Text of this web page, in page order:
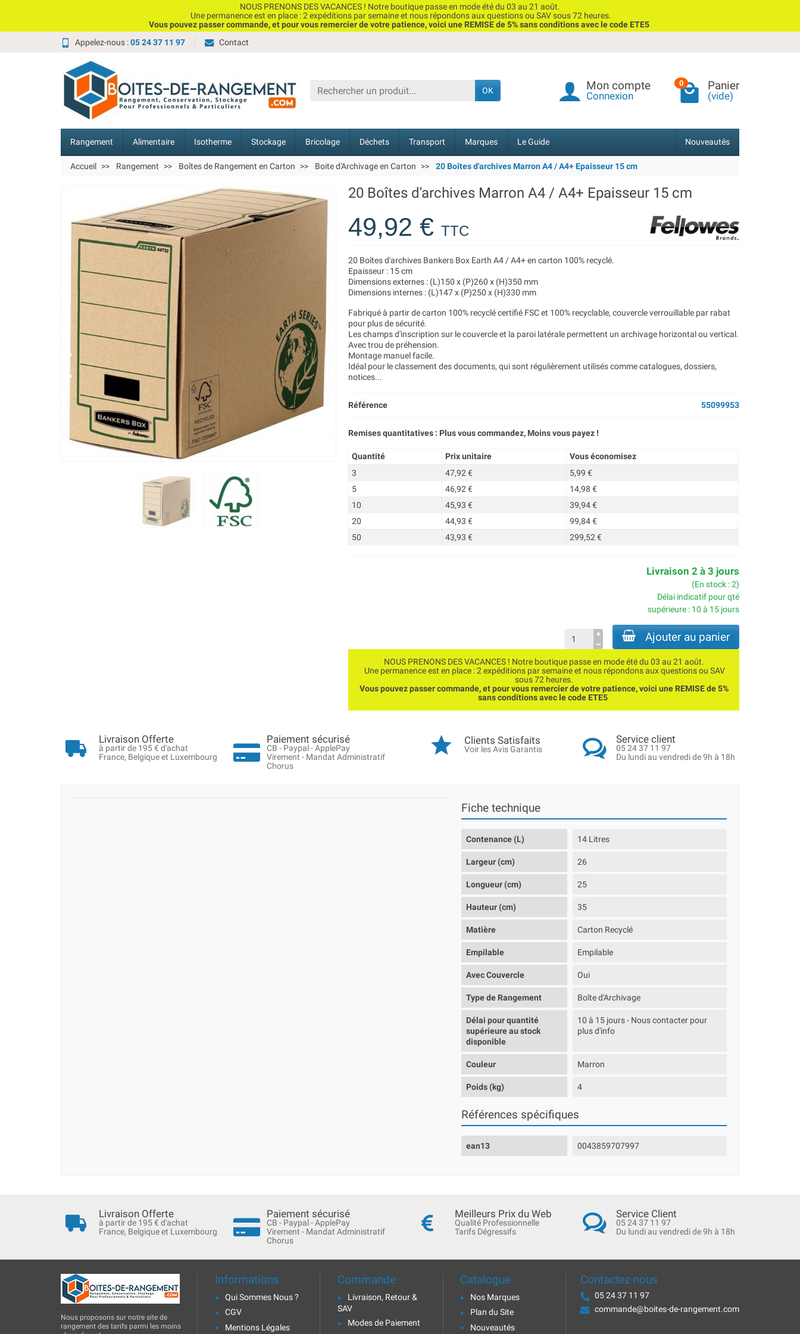
NOUS PRENONS DES VACANCES ! Notre boutique passe en mode été du 03 au 21 août.
Une permanence est en place : 2 expéditions par semaine et nous répondons aux questions ou SAV sous 72 heures.
Vous pouvez passer commande, et pour vous remercier de votre patience, voici une REMISE de 5% sans conditions avec le code ETE5
Appelez-nous :05 24 37 11 97 Contact
OK Mon compte
Connexion
0 Panier
(vide)
Rangement Alimentaire Isotherme Stockage Bricolage Déchets Transport Marques Le Guide Nouveautés
Accueil Rangement Boîtes de Rangement en Carton Boite d'Archivage en Carton 20 Boîtes d'archives Marron A4 / A4+ Epaisseur 15 cm
20 Boîtes d'archives Marron A4 / A4+ Epaisseur 15 cm
49,92 €TTC
20 Boîtes d'archives Bankers Box Earth A4 / A4+ en carton 100% recyclé.
Epaisseur : 15 cm
Dimensions externes : (L)150 x (P)260 x (H)350 mm
Dimensions internes : (L)147 x (P)250 x (H)330 mm
Fabriqué à partir de carton 100% recyclé certifié FSC et 100% recyclable, couvercle verrouillable par rabat
pour plus de sécurité.
Les champs d'inscription sur le couvercle et la paroi latérale permettent un archivage horizontal ou vertical.
Avec trou de préhension.
Montage manuel facile.
Idéal pour le classement des documents, qui sont régulièrement utilisés comme catalogues, dossiers,
notices...
Référence 55099953
Remises quantitatives : Plus vous commandez, Moins vous payez !
Quantité Prix unitaire
Vous économisez
3
47,92 €
5,99 €
5
46,92 €
14,98 €
10
45,93 €
39,94 €
20
44,93 €
99,84 €
50
43,93 € 299,52 €
Livraison 2 à 3 jours
(En stock : 2)
Délai indicatif pour qté
supérieure : 10 à 15 jours
Ajouter au panier
NOUS PRENONS DES VACANCES ! Notre boutique passe en mode été du 03 au 21 août.
Une permanence est en place : 2 expéditions par semaine et nous répondons aux questions ou SAV
sous 72 heures.
Vous pouvez passer commande, et pour vous remercier de votre patience, voici une REMISE de 5%
sans conditions avec le code ETE5
Livraison Offerte
à partir de 195 € d'achat
France, Belgique et Luxembourg
Paiement sécurisé
CB - Paypal - ApplePay
Virement - Mandat Administratif
Chorus
Clients Satisfaits
Voir les Avis Garantis
Service client
05 24 37 11 97
Du lundi au vendredi de 9h à 18h
Fiche technique
Contenance (L) 14 Litres
Largeur (cm) 26
Longueur (cm) 25
Hauteur (cm) 35
Matière Carton Recyclé
Empilable Empilable
Avec Couvercle Oui
Type de Rangement Boîte d'Archivage
Délai pour quantité
supérieure au stock
disponible
10 à 15 jours - Nous contacter pour
plus d'info
Couleur Marron
Poids (kg) 4
Références spécifiques
ean13 0043859707997
Livraison Offerte
à partir de 195 € d'achat
France, Belgique et Luxembourg
Paiement sécurisé
CB - Paypal - ApplePay
Virement - Mandat Administratif
Chorus
Meilleurs Prix du Web
Qualité Professionnelle
Tarifs Dégressifs
Service Client
05 24 37 11 97
Du lundi au vendredi de 9h à 18h
Nous proposons sur notre site de
rangement des tarifs parmi les moins
Informations
Qui Sommes Nous ?
CGV
Mentions Légales
Commande
Livraison, Retour &
SAV
Modes de Paiement
Catalogue
Nos Marques
Plan du Site
Nouveautés
Contactez-nous
05 24 37 11 97
commande@boites-de-rangement.com